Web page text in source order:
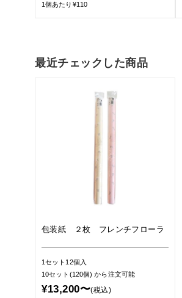
1個あたり¥110
最近チェックした商品
包装紙 ２枚 フレンチフローラ
1セット12個入
10セット(120個)から注文可能
¥13,200〜(税込)